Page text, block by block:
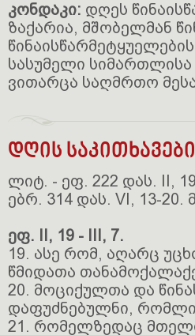
კონდაკი: დღეს
ზაქარია, მშობელმან
სასუმელი
ვითარცა საღმრთო
დღის საკითხავები
ლიტ. - ეფ. 222 დას. II,
ებრ. 314 დას. VI, 13-20.
ეფ. II, 19 - III, 7.
19. ასე რომ, აღარც
წმიდათა
20. მოციქულთა და
დაფუძნებულნი,
21. რომელზედაც